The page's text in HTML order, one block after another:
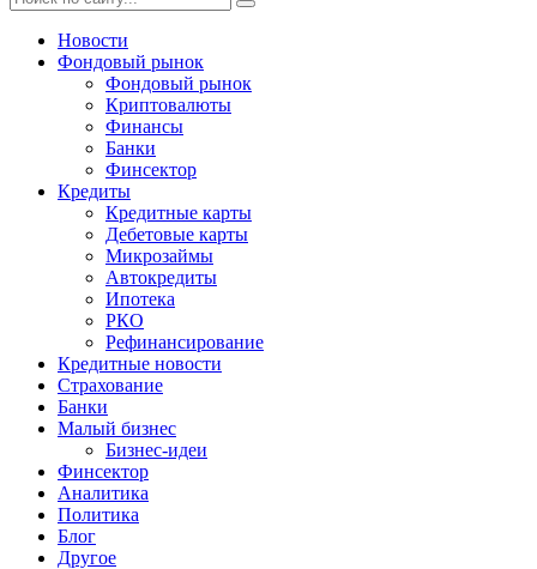
Новости
Фондовый рынок
Фондовый рынок
Криптовалюты
Финансы
Банки
Финсектор
Кредиты
Кредитные карты
Дебетовые карты
Микрозаймы
Автокредиты
Ипотека
РКО
Рефинансирование
Кредитные новости
Страхование
Банки
Малый бизнес
Бизнес-идеи
Финсектор
Аналитика
Политика
Блог
Другое